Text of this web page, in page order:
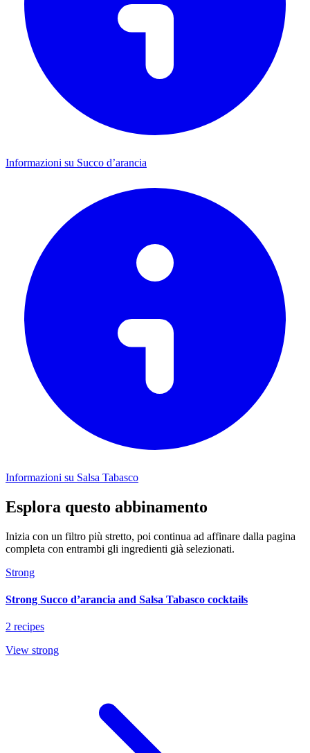
Informazioni su Succo d’arancia
Informazioni su Salsa Tabasco
Esplora questo abbinamento
Inizia con un filtro più stretto, poi continua ad affinare dalla pagina
completa con entrambi gli ingredienti già selezionati.
Strong
Strong Succo d’arancia and Salsa Tabasco cocktails
2 recipes
View strong